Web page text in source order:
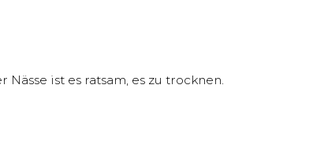
ist es ratsam, es zu trocknen.